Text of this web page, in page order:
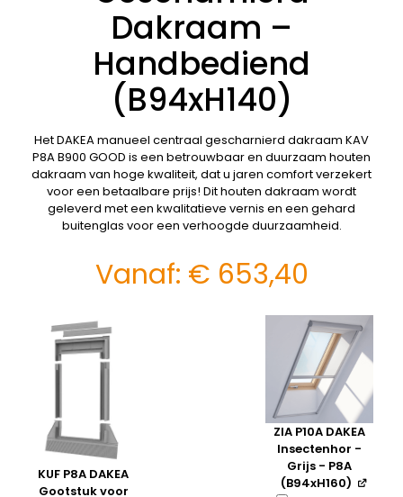
Dakraam –
Handbediend
(B94xH140)
Het DAKEA manueel centraal gescharnierd dakraam KAV
P8A B900 GOOD is een betrouwbaar en duurzaam houten
dakraam van hoge kwaliteit, dat u jaren comfort verzekert
voor een betaalbare prijs! Dit houten dakraam wordt
geleverd met een kwalitatieve vernis en een gehard
buitenglas voor een verhoogde duurzaamheid.
Vanaf: € 653,40
KUF P8A DAKEA
Gootstuk voor
ZIA P10A DAKEA
Insectenhor -
Grijs - P8A
(B94xH160)